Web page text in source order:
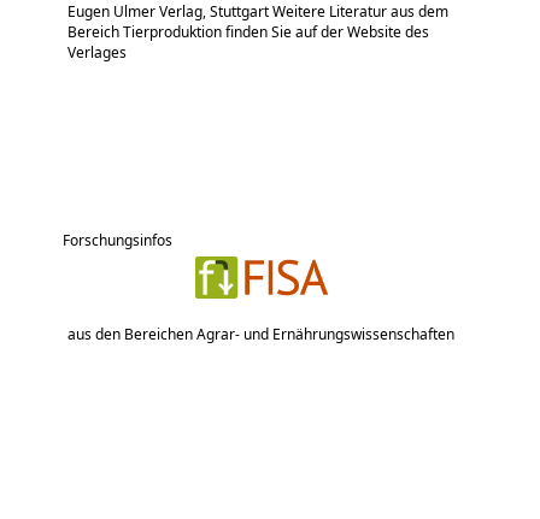
Eugen Ulmer Verlag, Stuttgart Weitere Literatur aus dem
Bereich Tierproduktion finden Sie auf der Website des
Verlages
Forschungsinfos
aus den Bereichen Agrar- und Ernährungswissenschaften